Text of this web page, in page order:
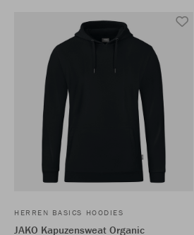
HERREN BASICS HOODIES
JAKO Kapuzensweat Organic